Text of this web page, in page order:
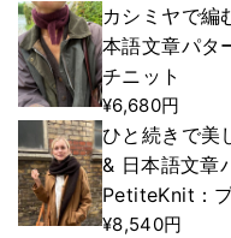
カシミヤで編
本語文章パタ
チニット
¥6,680円
ひと続きで美
& 日本語文章
PetiteKnit：
¥8,540円